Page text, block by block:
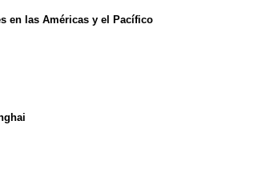
en las Américas y el Pacífico